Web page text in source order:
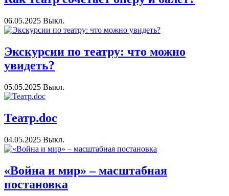
06.05.2025 Выкл.
Экскурсии по театру: что можно
увидеть?
05.05.2025 Выкл.
Театр.doc
04.05.2025 Выкл.
«Война и мир» – масштабная
постановка